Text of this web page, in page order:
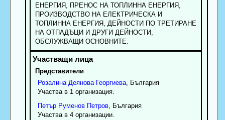
ЕНЕРГИЯ, ПРЕНОС НА ТОПЛИННА ЕНЕРГИЯ,
ПРОИЗВОДСТВО НА ЕЛЕКТРИЧЕСКА И
ТОПЛИННА ЕНЕРГИЯ, ДЕЙНОСТИ ПО ТРЕТИРАНЕ
НА ОТПАДЪЦИ И ДРУГИ ДЕЙНОСТИ,
ОБСЛУЖВАЩИ ОСНОВНИТЕ.
Представители
Розалина Деянова Георгиева, България
Участва в 1 организация.
Петър Руменов Петров, България
Участва в 4 организации.